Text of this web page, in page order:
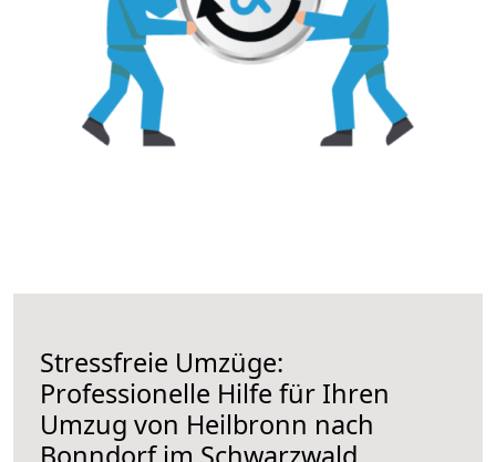
Stressfreie Umzüge:
Professionelle Hilfe für Ihren
Umzug von Heilbronn nach